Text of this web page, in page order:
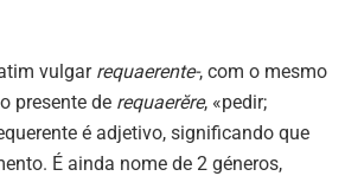
vulgar requaerente-, com o mesmo
presente de requaerĕre, «pedir;
é adjetivo, significando que
É ainda nome de 2 géneros,